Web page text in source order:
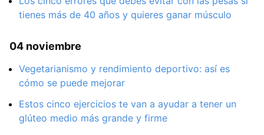
tienes más de 40 años y quieres ganar músculo
04 noviembre
Vegetarianismo y rendimiento deportivo: así es
cómo se puede mejorar
Estos cinco ejercicios te van a ayudar a tener un
glúteo medio más grande y firme